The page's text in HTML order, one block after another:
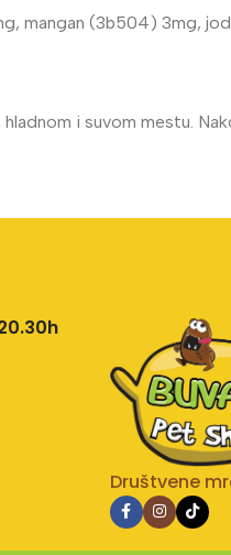
mangan (3b504) 3mg,
i suvom mestu.
Društvene